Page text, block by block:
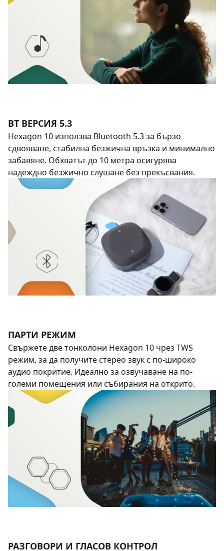
BT ВЕРСИЯ 5.3
Hexagon 10 използва Bluetooth 5.3 за бързо
сдвояване, стабилна безжична връзка и минимално
забавяне. Обхватът до 10 метра осигурява
надеждно безжично слушане без прекъсвания.
ПАРТИ РЕЖИМ
Свържете двe тонколони Hexagon 10 чрез TWS
режим, за да получите стерео звук с по-широко
аудио покритие. Идеално за озвучаване на по-
големи помещения или събирания на открито.
РАЗГОВОРИ И ГЛАСОВ КОНТРОЛ